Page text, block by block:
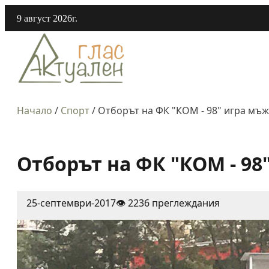
9 август 2026г.
Начало / Спорт/ Отборът на ФК "КОМ - 98" игра
Отборът на ФК "КОМ -
25-септември-2017👁️ 2236 преглеждания